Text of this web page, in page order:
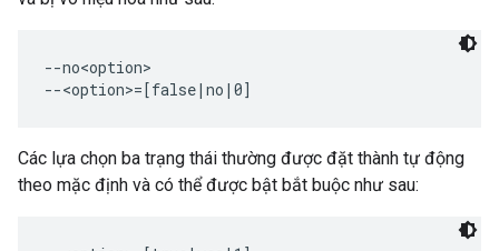
--no<option>
Các lựa chọn ba trạng thái thường được đặt thành tự động
theo mặc định và có thể được bật bắt buộc như sau: